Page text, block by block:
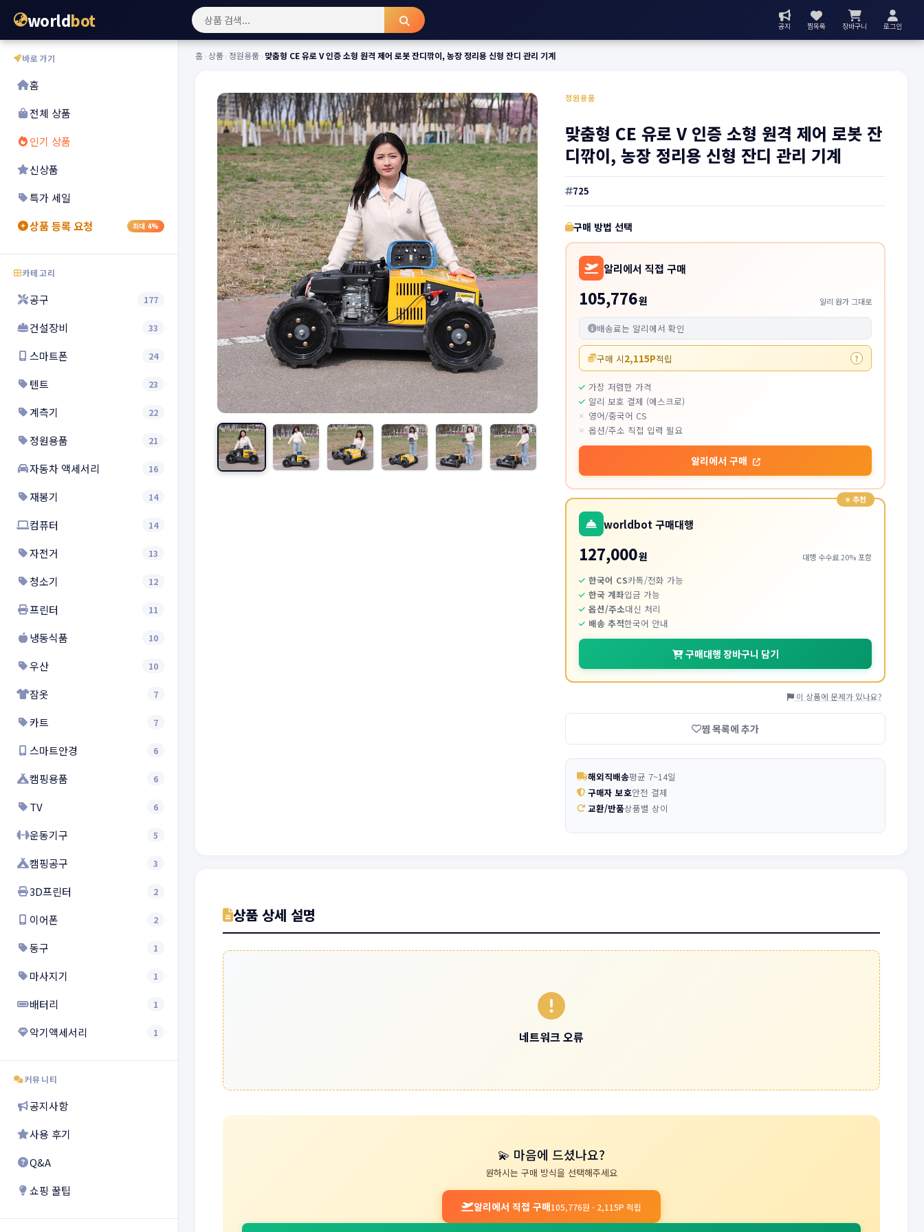
worldbot 공지 찜목록 장바구니 로그인
바로가기
홈
전체 상품
인기 상품
신상품
특가 세일
상품 등록 요청
최대 4%
카테고리
공구 177
건설장비 33
스마트폰 24
텐트 23
계측기 22
정원용품 21
자동차 액세서리 16
재봉기 14
컴퓨터 14
자전거 13
청소기 12
프린터 11
냉동식품 10
우산 10
잠옷 7
카트 7
스마트안경 6
캠핑용품 6
TV 6
운동기구 5
캠핑공구 3
3D프린터 2
이어폰 2
동구 1
마사지기 1
배터리 1
악기액세서리 1
커뮤니티
공지사항
사용 후기
Q&A
쇼핑 꿀팁
홈›상품› 정원용품› 맞춤형 CE 유로 V 인증 소형 원격 제어 로봇 잔디깎이, 농장 정리용 신형 잔디 관리 기계
정원용품
맞춤형 CE 유로 V 인증 소형 원격 제어 로봇 잔
디깎이, 농장 정리용 신형 잔디 관리 기계
725
구매 방법 선택
알리에서 직접 구매
105,776원 알리 원가 그대로
배송료는 알리에서 확인
구매 시2,115P적립 ?
가장 저렴한 가격
알리 보호 결제 (에스크로)
영어/중국어 CS
옵션/주소 직접 입력 필요
알리에서 구매
worldbot 구매대행
127,000원 대행 수수료 20% 포함
한국어 CS카톡/전화 가능
한국 계좌입금 가능
옵션/주소대신 처리
배송 추적한국어 안내
구매대행 장바구니 담기
이 상품에 문제가 있나요?
찜 목록에 추가
해외직배송평균 7~14일
구매자 보호안전 결제
교환/반품상품별 상이
상품 상세 설명
네트워크 오류
💫 마음에 드셨나요?
원하시는 구매 방식을 선택해주세요
알리에서 직접 구매105,776원 · 2,115P 적립